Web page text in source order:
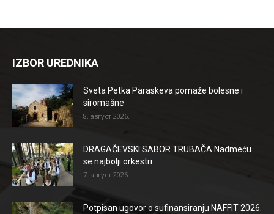
IZBOR UREDNIKA
Sveta Petka Paraskeva pomaže bolesne i
siromašne
8. август 2026.
DRAGAČEVSKI SABOR TRUBAČA Nadmeću
se najbolji orkestri
7. август 2026.
Potpisan ugovor o sufinansiranju NAFFIT 2026.